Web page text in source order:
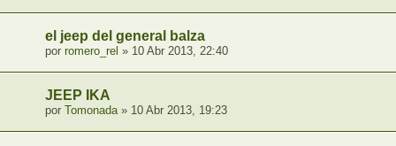
el jeep del general balza
por romero_rel » 10 Abr 2013, 22:40
JEEP IKA
por Tomonada» 10 Abr 2013, 19:23